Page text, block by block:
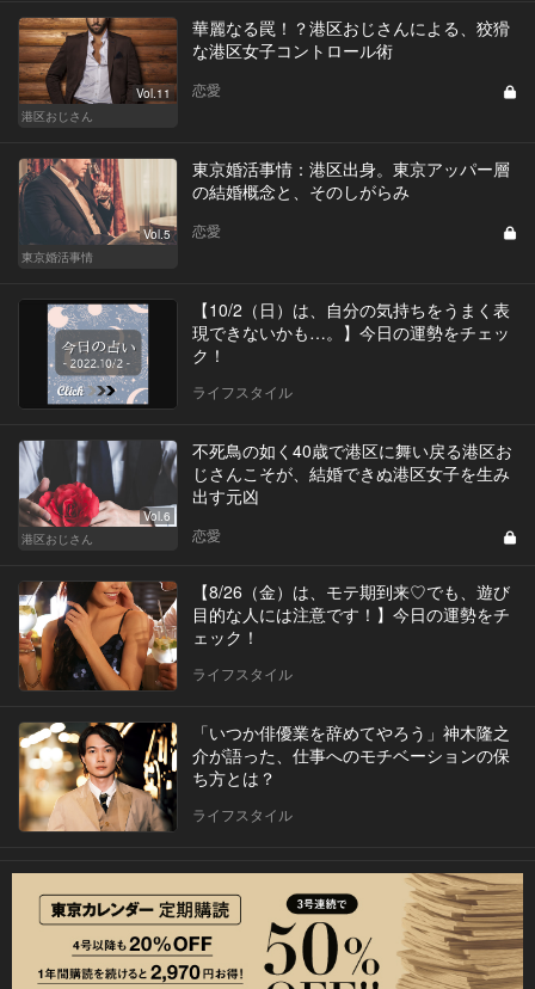
Vol.11
港区おじさん
華麗なる罠！？港区おじさんによる、狡猾
な港区女子コントロール術
恋愛
Vol.5
東京婚活事情
東京婚活事情：港区出身。東京アッパー層
の結婚概念と、そのしがらみ
恋愛
【10/2（日）は、自分の気持ちをうまく表
現できないかも…。】今日の運勢をチェッ
ク！
ライフスタイル
Vol.6
港区おじさん
不死鳥の如く40歳で港区に舞い戻る港区お
じさんこそが、結婚できぬ港区女子を生み
出す元凶
恋愛
【8/26（金）は、モテ期到来♡でも、遊び
目的な人には注意です！】今日の運勢をチ
ェック！
ライフスタイル
「いつか俳優業を辞めてやろう」神木隆之
介が語った、仕事へのモチベーションの保
ち方とは？
ライフスタイル